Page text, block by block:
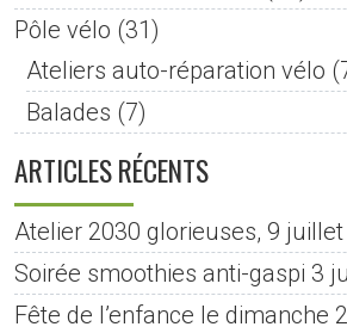
Pôle vélo (31)
Ateliers auto-réparation vélo
Balades (7)
ARTICLES RÉCENTS
Atelier 2030 glorieuses, 9 juillet
Soirée smoothies anti-gaspi 3
Fête de l’enfance le dimanche